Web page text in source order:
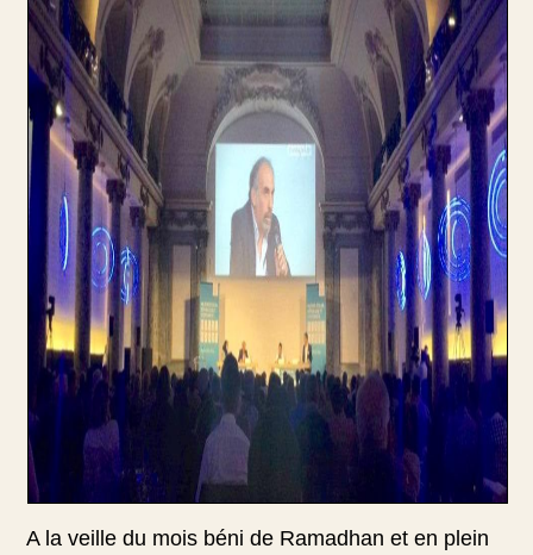
A la veille du mois béni de Ramadhan et en plein